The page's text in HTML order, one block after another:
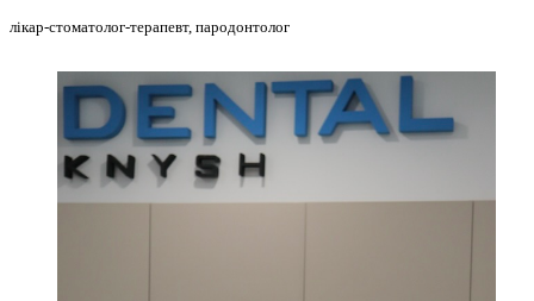
лікар-стоматолог-терапевт, пародонтолог